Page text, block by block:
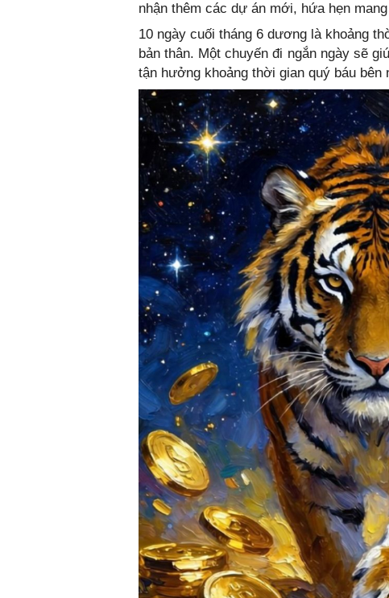
nhận thêm các dự án mới, hứa hẹn
10 ngày cuối tháng 6 dương là khoảng
bản thân. Một chuyến đi ngắn ngày sẽ
tận hưởng khoảng thời gian quý báu